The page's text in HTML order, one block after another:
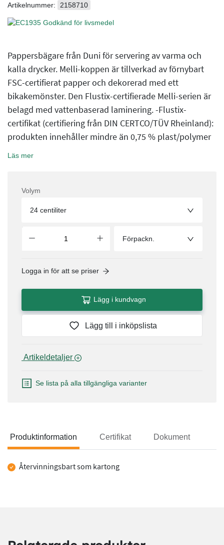
Artikelnummer:
2158710
Pappersbägare från Duni för servering av varma och
kalla drycker. Melli-koppen är tillverkad av förnybart
FSC-certifierat papper och dekorerad med ett
bikakemönster. Den Flustix-certifierade Melli-serien är
belagd med vattenbaserad laminering. -Flustix-
certifikat (certifiering från DIN CERTCO/TÜV Rheinland):
produkten innehåller mindre än 0,75 % plast/polymer
Läs mer
Volym
24 centiliter
Förpackn.
Logga in för att se priser
Lägg i kundvagn
Lägg till i inköpslista
Se lista på alla tillgängliga varianter
Produktinformation Certifikat Dokument
Produktinformation
Återvinningsbart som kartong